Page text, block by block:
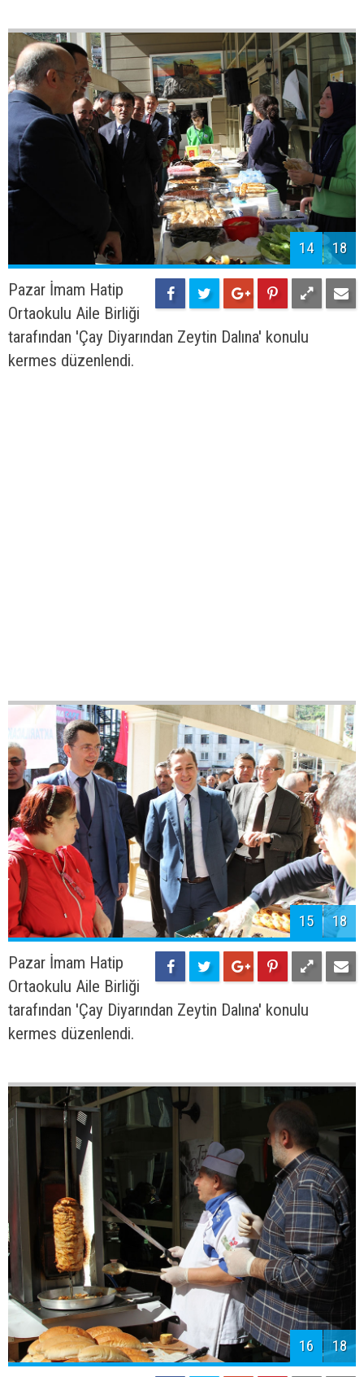
14 18
Pazar İmam Hatip
Ortaokulu Aile Birliği
tarafından 'Çay Diyarından Zeytin Dalına' konulu
kermes düzenlendi.
15 18
Pazar İmam Hatip
Ortaokulu Aile Birliği
tarafından 'Çay Diyarından Zeytin Dalına' konulu
kermes düzenlendi.
16 18